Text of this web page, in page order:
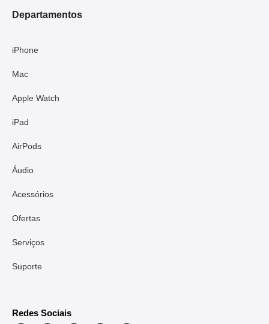
Departamentos
iPhone
Mac
Apple Watch
iPad
AirPods
Áudio
Acessórios
Ofertas
Serviços
Suporte
Redes Sociais